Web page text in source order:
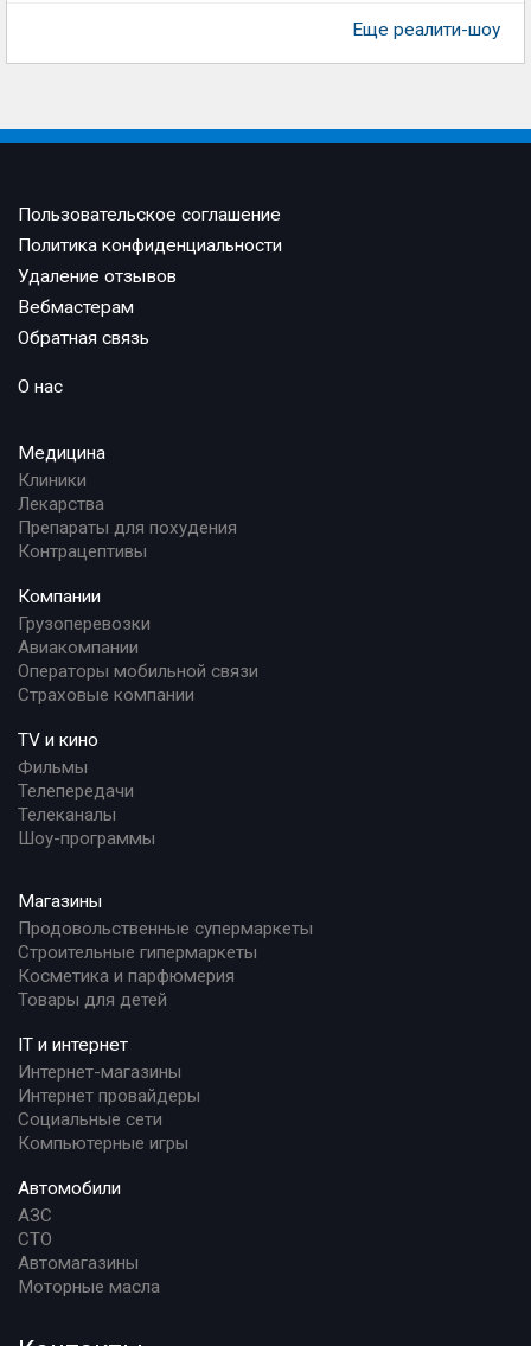
Еще реалити-шоу
Пользовательское соглашение
Политика конфиденциальности
Удаление отзывов
Вебмастерам
Обратная связь
О нас
Медицина
Клиники
Лекарства
Препараты для похудения
Контрацептивы
Компании
Грузоперевозки
Авиакомпании
Операторы мобильной связи
Страховые компании
TV и кино
Фильмы
Телепередачи
Телеканалы
Шоу-программы
Магазины
Продовольственные супермаркеты
Строительные гипермаркеты
Косметика и парфюмерия
Товары для детей
IT и интернет
Интернет-магазины
Интернет провайдеры
Социальные сети
Компьютерные игры
Автомобили
АЗС
СТО
Автомагазины
Моторные масла